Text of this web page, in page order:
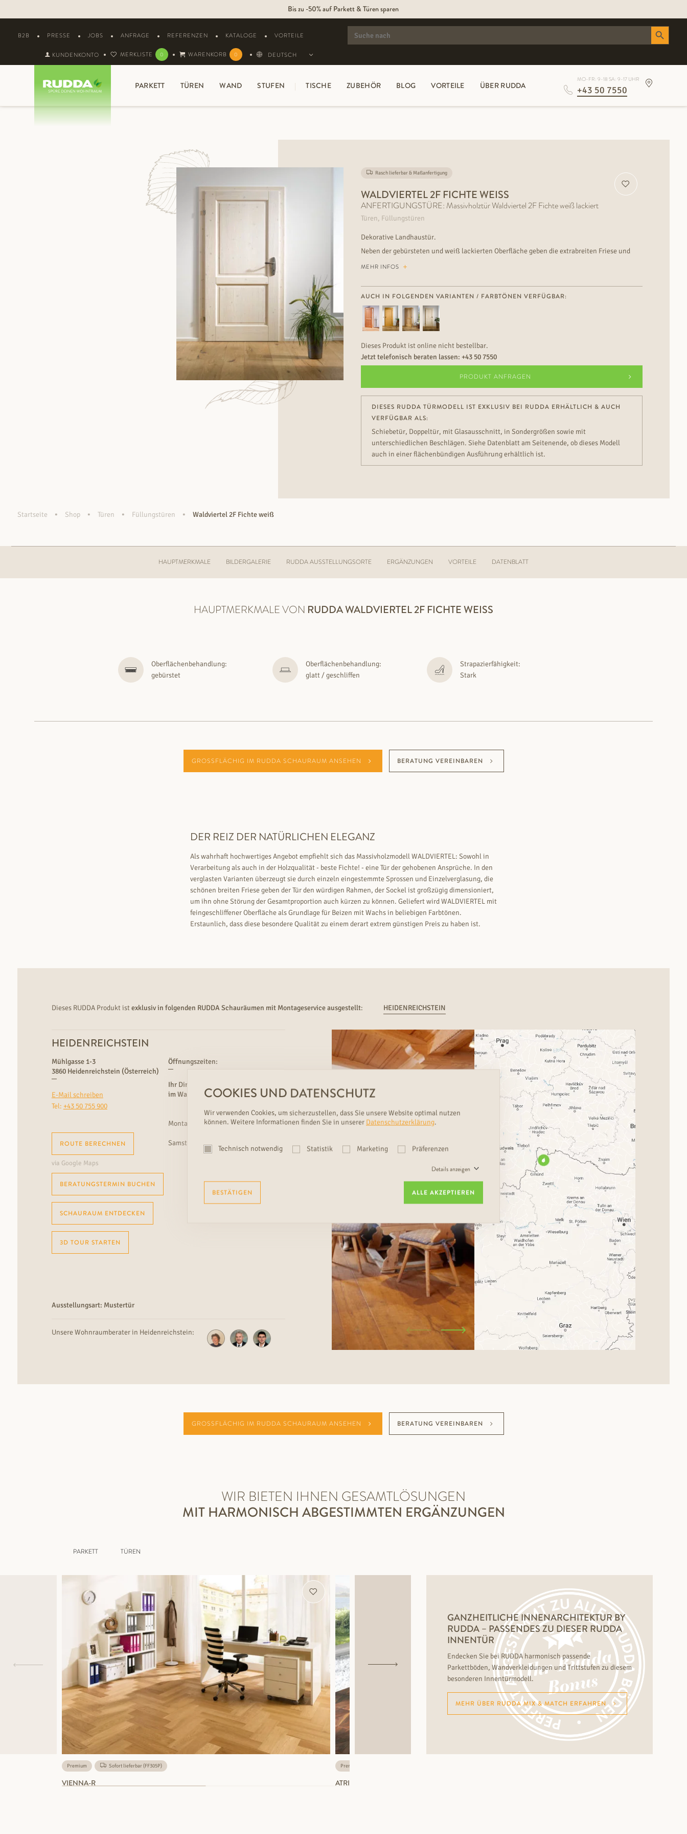
Bis zu -50% auf Parkett & Türen sparen
B2B PRESSE JOBS ANFRAGE REFERENZEN KATALOGE VORTEILE
SEARCH
FOR:
Search Button
KUNDENKONTO MERKLISTE 0 WARENKORB 0 DEUTSCH
PARKETT TÜREN WAND STUFEN TISCHE ZUBEHÖR BLOG VORTEILE ÜBER RUDDA
MO-FR: 9-18 SA: 9-17 UHR
+43 50 7550
Rasch lieferbar & Maßanfertigung
WALDVIERTEL 2F FICHTE WEISS
ANFERTIGUNGSTÜRE: Massivholztür Waldviertel 2F Fichte weiß lackiert
Türen, Füllungstüren
Dekorative Landhaustür.
Neben der gebürsteten und weiß lackierten Oberfläche geben die extrabreiten Friese und
MEHR INFOS
AUCH IN FOLGENDEN VARIANTEN / FARBTÖNEN VERFÜGBAR:
Dieses Produkt ist online nicht bestellbar.
Jetzt telefonisch beraten lassen: +43 50 7550
PRODUKT ANFRAGEN
DIESES RUDDA TÜRMODELL IST EXKLUSIV BEI RUDDA ERHÄLTLICH & AUCH
VERFÜGBAR ALS:
Schiebetür, Doppeltür, mit Glasausschnitt, in Sondergrößen sowie mit
unterschiedlichen Beschlägen. Siehe Datenblatt am Seitenende, ob dieses Modell
auch in einer flächenbündigen Ausführung erhältlich ist.
Startseite • Shop • Türen • Füllungstüren • Waldviertel 2F Fichte weiß
HAUPTMERKMALE BILDERGALERIE RUDDA AUSSTELLUNGSORTE ERGÄNZUNGEN VORTEILE DATENBLATT
HAUPTMERKMALE VON RUDDAWALDVIERTEL 2F FICHTE WEISS
Oberflächenbehandlung:
gebürstet
Oberflächenbehandlung:
glatt / geschliffen
Strapazierfähigkeit:
Stark
GROSSFLÄCHIG IM RUDDA SCHAURAUM ANSEHEN BERATUNG VEREINBAREN
DER REIZ DER NATÜRLICHEN ELEGANZ
Als wahrhaft hochwertiges Angebot empfiehlt sich das Massivholzmodell WALDVIERTEL: Sowohl in
Verarbeitung als auch in der Holzqualität - beste Fichte! - eine Tür der gehobenen Ansprüche. In den
verglasten Varianten überzeugt sie durch einzeln eingestemmte Sprossen und Einzelverglasung, die
schönen breiten Friese geben der Tür den würdigen Rahmen, der Sockel ist großzügig dimensioniert,
um ihn ohne Störung der Gesamtproportion auch kürzen zu können. Geliefert wird WALDVIERTEL mit
feingeschliffener Oberfläche als Grundlage für Beizen mit Wachs in beliebigen Farbtönen.
Erstaunlich, dass diese besondere Qualität zu einem derart extrem günstigen Preis zu haben ist.
Dieses RUDDA Produkt istexklusiv in folgenden RUDDA Schauräumen mit Montageservice ausgestellt: HEIDENREICHSTEIN
HEIDENREICHSTEIN
Mühlgasse 1-3
3860 Heidenreichstein (Österreich)
E-Mail schreiben
Tel: +43 50 755 900
ROUTE BERECHNEN
via Google Maps
BERATUNGSTERMIN BUCHEN
SCHAURAUM ENTDECKEN
3D TOUR STARTEN
Öffnungszeiten:
Ihr Direktverkauf
im Waldviertel
sind exklusiv bei
erhältlich.
Montag - Freitag
9 - 12 & 13 - 18
Samstag
Ausstellungsart: Mustertür
Unsere Wohnraumberater in Heidenreichstein:
GROSSFLÄCHIG IM RUDDA SCHAURAUM ANSEHEN BERATUNG VEREINBAREN
WIR BIETEN IHNEN GESAMTLÖSUNGEN
MIT HARMONISCH ABGESTIMMTEN ERGÄNZUNGEN
PARKETT TÜREN
Premium Sofort lieferbar (FF305P)
VIENNA-R
Premium
ATRIUM OS GOLDEN
GANZHEITLICHE INNENARCHITEKTUR BY
RUDDA – PASSENDES ZU DIESER RUDDA
INNENTÜR
Endecken Sie bei RUDDA harmonisch passende
Parkettböden, Wandverkleidungen und Trittstufen zu diesem
besonderen Innentürmodell.
MEHR ÜBER RUDDA MIX & MATCH ERFAHREN
COOKIES UND DATENSCHUTZ
Wir verwenden Cookies, um sicherzustellen, dass Sie unsere Website optimal nutzen
können. Weitere Informationen finden Sie in unserer Datenschutzerklärung.
Technisch notwendig Statistik Marketing Präferenzen
Details anzeigen
BESTÄTIGEN ALLE AKZEPTIEREN